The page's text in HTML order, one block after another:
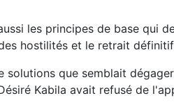
les principes de base qui
hostilités et le retrait
solutions que semblait
Kabila avait refusé de